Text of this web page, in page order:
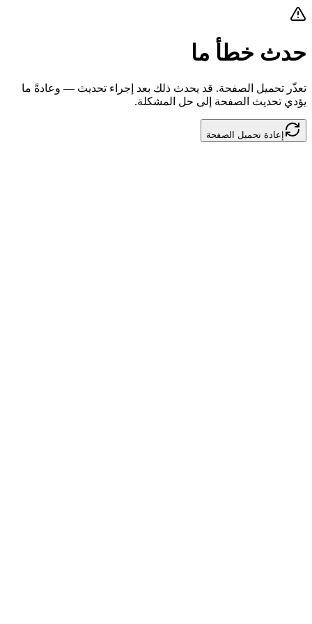
حدث خطأ ما
تعذّر تحميل الصفحة. قد يحدث ذلك بعد إجراء تحديث — وعادةً ما
يؤدي تحديث الصفحة إلى حل المشكلة.
إعادة تحميل الصفحة